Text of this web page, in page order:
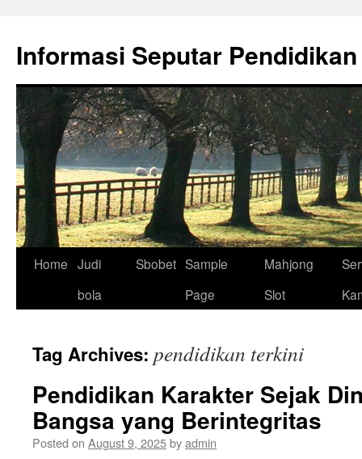
content
Informasi Seputar Pendidikan
Home Judi
bola
Sbobet Sample
Page
Mahjong
Slot
Tag Archives: pendidikan terkini
Pendidikan Karakter Sejak
Bangsa yang Berintegritas
Posted on August 9, 2025byadmin